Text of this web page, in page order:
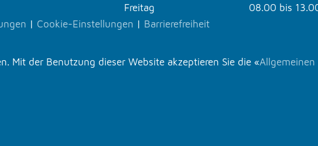
Freitag
08.00 bis
| Cookie-Einstellungen | Barrierefreiheit
Mit der Benutzung dieser Website akzeptieren Sie die «